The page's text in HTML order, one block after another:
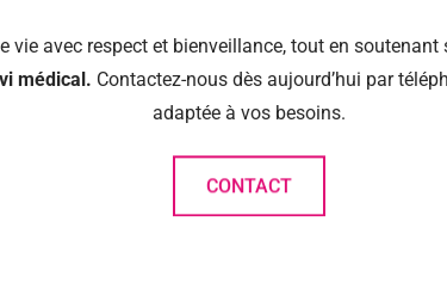
vie avec respect et bienveillance, tout en soutenant
médical. Contactez-nous dès aujourd’hui par
adaptée à vos besoins.
CONTACT